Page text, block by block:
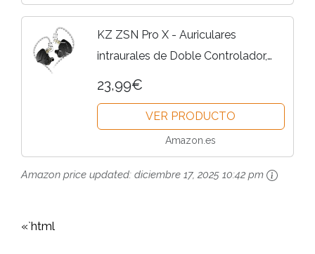
KZ ZSN Pro X - Auriculares
intraurales de Doble Controlador,
1BA, 1DD, con Cable HiFi, para
con teléfono y PC, Tablet
23,99€
VER PRODUCTO
Amazon.es
Amazon price updated: diciembre 17, 2025 10:42 pm
«`html